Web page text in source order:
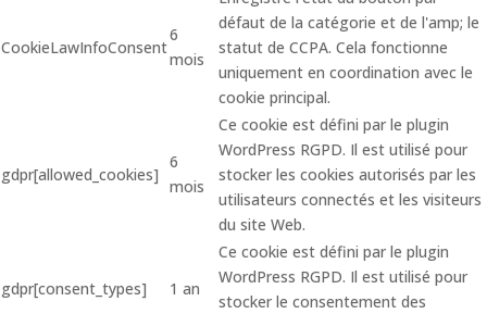
CookieLawInfoConsent
6
mois
défaut de la catégorie et de l'amp; le
statut de CCPA. Cela fonctionne
uniquement en coordination avec le
cookie principal.
gdpr[allowed_cookies]
6
mois
Ce cookie est défini par le plugin
WordPress RGPD. Il est utilisé pour
stocker les cookies autorisés par les
utilisateurs connectés et les visiteurs
du site Web.
gdpr[consent_types] 1 an
Ce cookie est défini par le plugin
WordPress RGPD. Il est utilisé pour
stocker le consentement des